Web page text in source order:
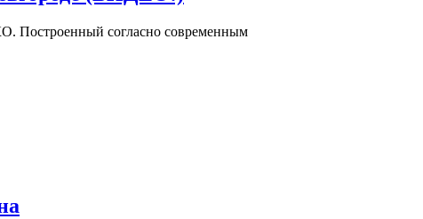
Построенный согласно современным